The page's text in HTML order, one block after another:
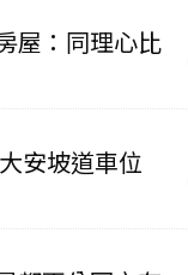
5,800萬
1,938萬
屋：同理心比
安坡道車位